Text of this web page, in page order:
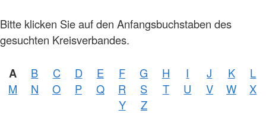
Bitte klicken Sie auf den Anfangsbuchstaben des
gesuchten Kreisverbandes.
A B C D E F G H I J K
L
M
N O P Q R S T U V W
X
Y
Z
Foto: